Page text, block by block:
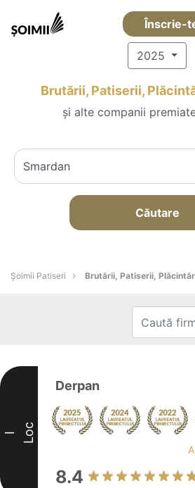
Înscrie-
2025
Brutării, Patiserii,
și alte companii
Căutare
Șoimii Patiseri Brutării, Patiserii,
I Loc
Derpan
8.4